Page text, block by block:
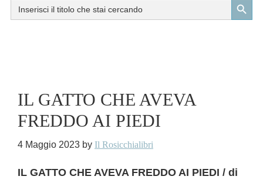
Search
for:
IL GATTO CHE AVEVA
FREDDO AI PIEDI
4 Maggio 2023 by Il Rosicchialibri
IL GATTO CHE AVEVA FREDDO AI PIEDI / di